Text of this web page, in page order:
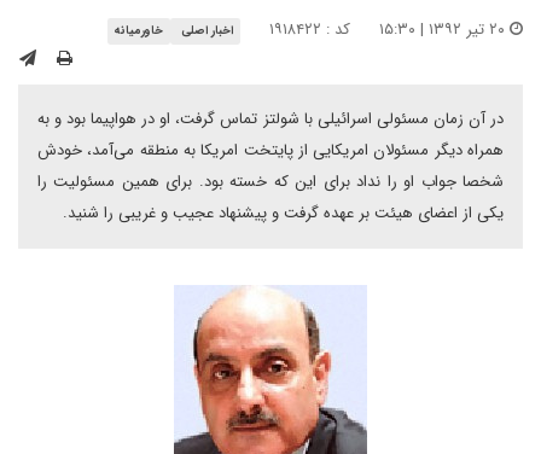
کد : ۱۹۱۸۴۲۲ اخبار اصلی خاورمیانه
در آن زمان مسئولی اسرائیلی با شولتز تماس گرفت، او در هواپیما بود و به
همراه دیگر مسئولان امریکایی از پایتخت امریکا به منطقه می‌آمد، خودش
شخصا جواب او را نداد برای این که خسته بود. برای همین مسئولیت را
یکی از اعضای هیئت بر عهده گرفت و پیشنهاد عجیب و غریبی را شنید.